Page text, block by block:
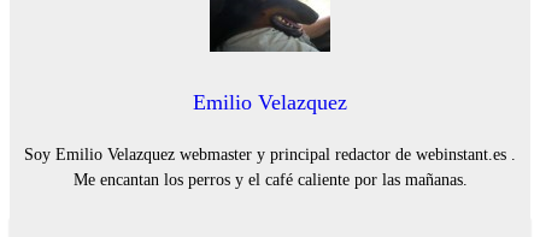
Emilio Velazquez
Soy Emilio Velazquez webmaster y principal redactor de webinstant.es .
Me encantan los perros y el café caliente por las mañanas.